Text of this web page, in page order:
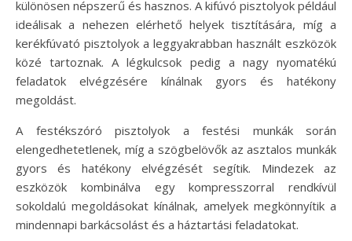
különösen népszerű és hasznos. A kifúvó pisztolyok például
ideálisak a nehezen elérhető helyek tisztítására, míg a
kerékfúvató pisztolyok a leggyakrabban használt eszközök
közé tartoznak. A légkulcsok pedig a nagy nyomatékú
feladatok elvégzésére kínálnak gyors és hatékony
megoldást.
A festékszóró pisztolyok a festési munkák során
elengedhetetlenek, míg a szögbelövők az asztalos munkák
gyors és hatékony elvégzését segítik. Mindezek az
eszközök kombinálva egy kompresszorral rendkívül
sokoldalú megoldásokat kínálnak, amelyek megkönnyítik a
mindennapi barkácsolást és a háztartási feladatokat.